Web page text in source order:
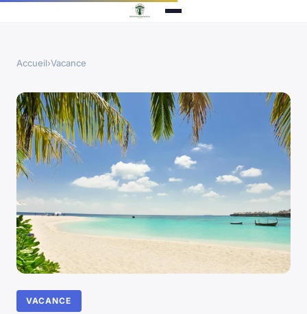
Accueil›Vacance
VACANCE